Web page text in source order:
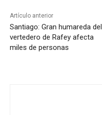
Artículo anterior
Santiago: Gran humareda del
vertedero de Rafey afecta
miles de personas